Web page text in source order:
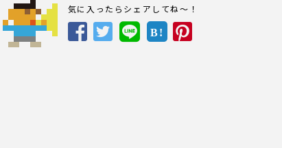
気に入ったらシェアしてね～！
B!